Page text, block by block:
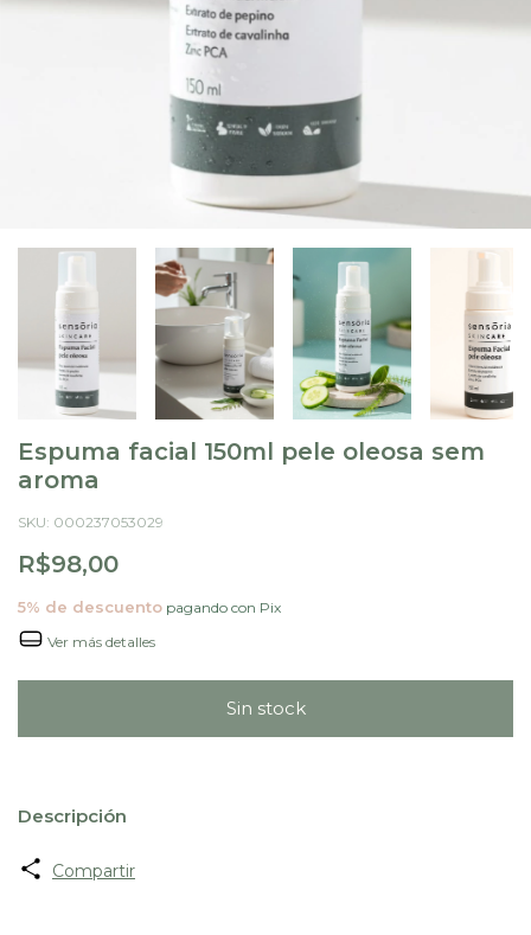
Espuma facial 150ml pele oleosa sem
aroma
SKU: 000237053029
R$98,00
5% de descuento pagando con Pix
Ver más detalles
Descripción
Compartir